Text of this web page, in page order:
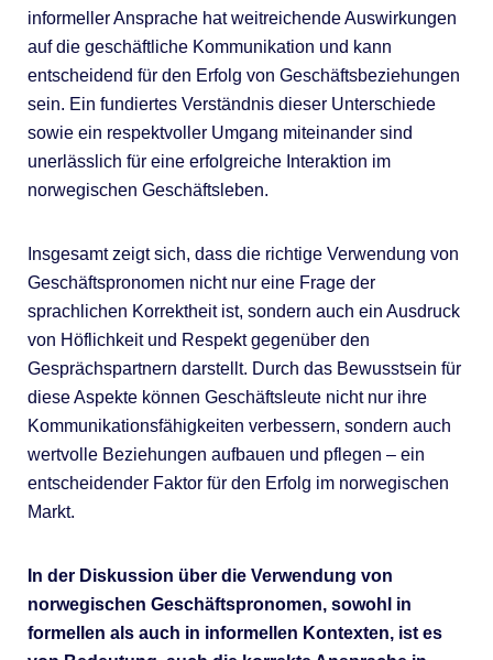
informeller Ansprache hat weitreichende Auswirkungen
auf die geschäftliche Kommunikation und kann
entscheidend für den Erfolg von Geschäftsbeziehungen
sein. Ein fundiertes Verständnis dieser Unterschiede
sowie ein respektvoller Umgang miteinander sind
unerlässlich für eine erfolgreiche Interaktion im
norwegischen Geschäftsleben.
Insgesamt zeigt sich, dass die richtige Verwendung von
Geschäftspronomen nicht nur eine Frage der
sprachlichen Korrektheit ist, sondern auch ein Ausdruck
von Höflichkeit und Respekt gegenüber den
Gesprächspartnern darstellt. Durch das Bewusstsein für
diese Aspekte können Geschäftsleute nicht nur ihre
Kommunikationsfähigkeiten verbessern, sondern auch
wertvolle Beziehungen aufbauen und pflegen – ein
entscheidender Faktor für den Erfolg im norwegischen
Markt.
In der Diskussion über die Verwendung von
norwegischen Geschäftspronomen, sowohl in
formellen als auch in informellen Kontexten, ist es